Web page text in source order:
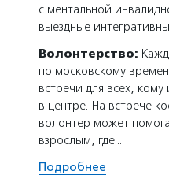
с ментальной
выездные
Волонтерство:
по московскому
встречи для всех,
в центре. На встрече
волонтер может
взрослым, где…
Подробнее